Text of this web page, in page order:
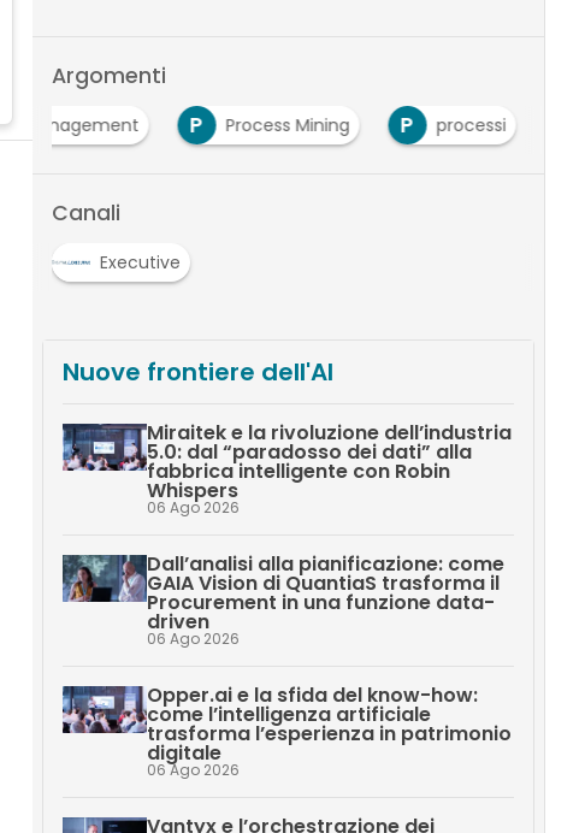
Argomenti
management P Process Mining P processi
Canali
Executive
Nuove frontiere dell'AI
Miraitek e la rivoluzione dell’industria
5.0: dal “paradosso dei dati” alla
fabbrica intelligente con Robin
Whispers
06 Ago 2026
Dall’analisi alla pianificazione: come
GAIA Vision di QuantiaS trasforma il
Procurement in una funzione data-
driven
06 Ago 2026
Opper.ai e la sfida del know-how:
come l’intelligenza artificiale
trasforma l’esperienza in patrimonio
digitale
06 Ago 2026
Vantyx e l’orchestrazione dei